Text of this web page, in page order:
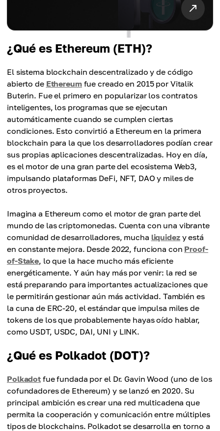
¿Qué es Ethereum (ETH)?
El sistema blockchain descentralizado y de código
abierto de Ethereumfue creado en 2015 por Vitalik
Buterin. Fue el primero en popularizar los contratos
inteligentes, los programas que se ejecutan
automáticamente cuando se cumplen ciertas
condiciones. Esto convirtió a Ethereum en la primera
blockchain para la que los desarrolladores podían crear
sus propias aplicaciones descentralizadas. Hoy en día,
es el motor de una gran parte del ecosistema Web3,
impulsando plataformas DeFi, NFT, DAO y miles de
otros proyectos.
Imagina a Ethereum como el motor de gran parte del
mundo de las criptomonedas. Cuenta con una vibrante
comunidad de desarrolladores, mucha liquidezy está
en constante mejora. Desde 2022, funciona con Proof-
of-Stake, lo que la hace mucho más eficiente
energéticamente. Y aún hay más por venir: la red se
está preparando para importantes actualizaciones que
le permitirán gestionar aún más actividad. También es
la cuna de ERC-20, el estándar que impulsa miles de
tokens de los que probablemente hayas oído hablar,
como USDT, USDC, DAI, UNI y LINK.
¿Qué es Polkadot (DOT)?
Polkadot fue fundada por el Dr. Gavin Wood (uno de los
cofundadores de Ethereum) y se lanzó en 2020. Su
principal ambición es crear una red multicadena que
permita la cooperación y comunicación entre múltiples
tipos de blockchains. Polkadot se desarrolla en torno a